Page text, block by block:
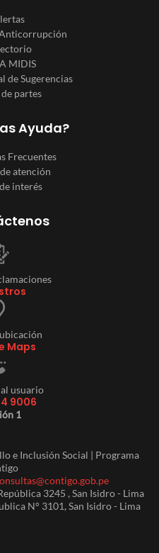
MIDIS
de Sugerencias
partes
Ayuda?
Frecuentes
atención
interés
Maps
usuario
9006
1
e Inclusión Social | Programa
3245 , San Isidro - Lima
N° 3101, San Isidro - Lima